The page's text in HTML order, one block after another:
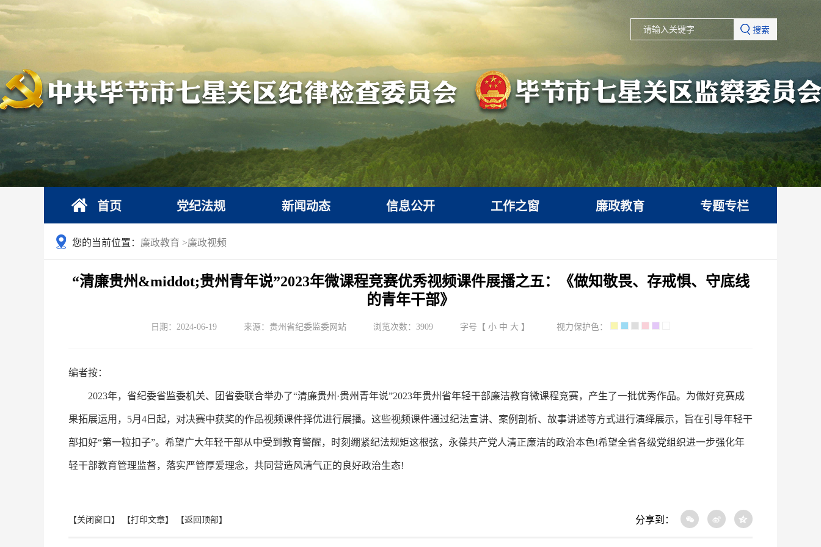
搜索
首页 党纪法规 新闻动态 信息公开 工作之窗 廉政教育 专题专栏
您的当前位置： 廉政教育 >廉政视频
“清廉贵州&middot;贵州青年说”2023年微课程竞赛优秀视频课件展播之五：《做知敬畏、存戒惧、守底线
的青年干部》
日期：2024-06-19 来源：贵州省纪委监委网站 浏览次数： 3909 字号【 小 中 大 】 视力保护色：
编者按：
2023年，省纪委省监委机关、团省委联合举办了“清廉贵州·贵州青年说”2023年贵州省年轻干部廉洁教育微课程竞赛，产生了一批优秀作品。为做好竞赛成
果拓展运用，5月4日起，对决赛中获奖的作品视频课件择优进行展播。这些视频课件通过纪法宣讲、案例剖析、故事讲述等方式进行演绎展示，旨在引导年轻干
部扣好“第一粒扣子”。希望广大年轻干部从中受到教育警醒，时刻绷紧纪法规矩这根弦，永葆共产党人清正廉洁的政治本色!希望全省各级党组织进一步强化年
轻干部教育管理监督，落实严管厚爱理念，共同营造风清气正的良好政治生态!
【关闭窗口】 【打印文章】 【返回顶部】 分享到：